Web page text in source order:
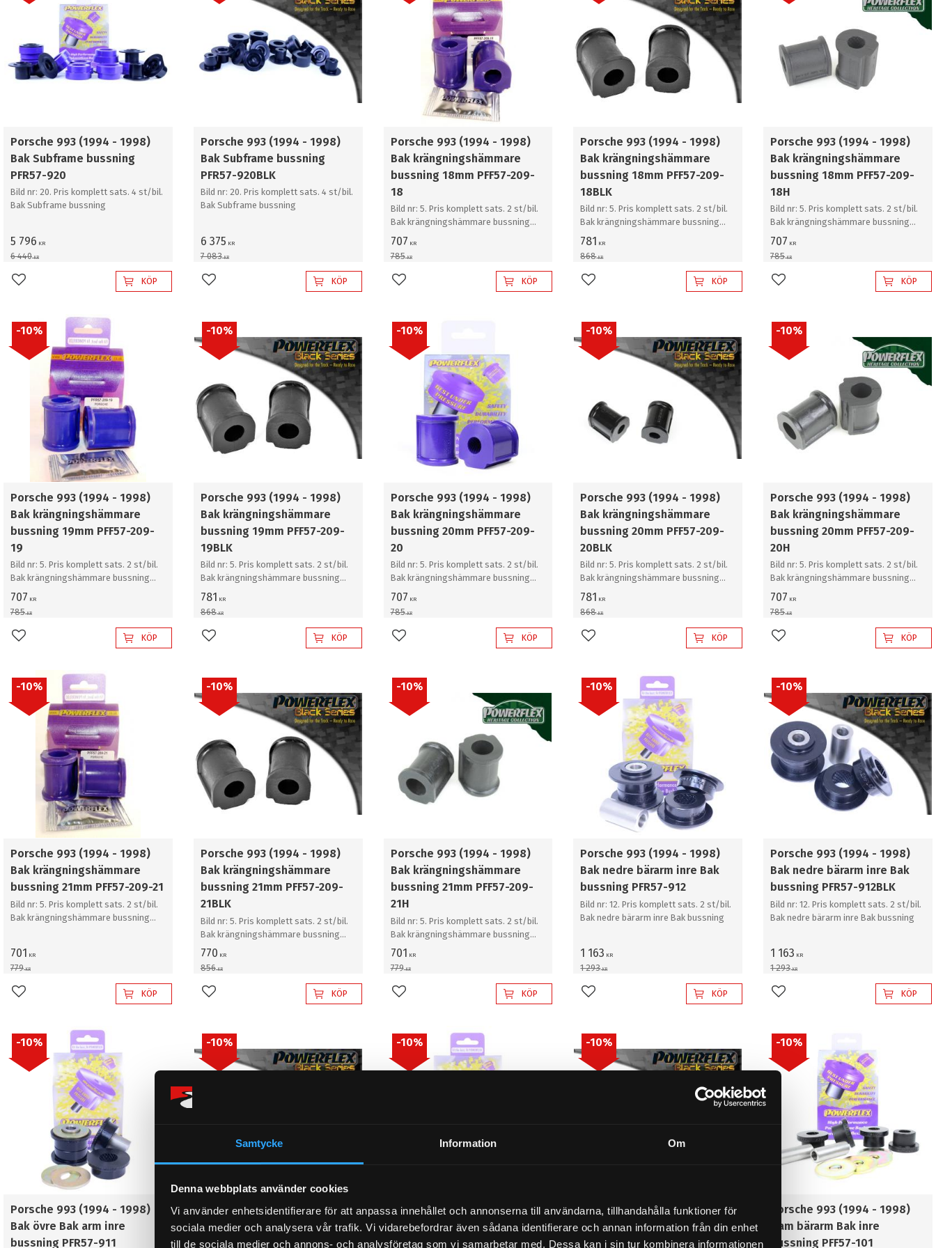
Samtycke Information Om
Denna webbplats använder cookies
Vi använder enhetsidentifierare för att anpassa innehållet och annonserna till användarna, tillhandahålla funktioner för
sociala medier och analysera vår trafik. Vi vidarebefordrar även sådana identifierare och annan information från din enhet
till de sociala medier och annons- och analysföretag som vi samarbetar med. Dessa kan i sin tur kombinera informationen
Porsche 993 (1994 - 1998)
Bak Subframe bussning
PFR57-920
Bild nr: 20. Pris komplett sats. 4 st/bil.
Bak Subframe bussning
5 796 KR
6 440KR
Lägg till i favoriter KÖP
Porsche 993 (1994 - 1998)
Bak Subframe bussning
PFR57-920BLK
Bild nr: 20. Pris komplett sats. 4 st/bil.
Bak Subframe bussning
6 375 KR
7 083KR
Lägg till i favoriter KÖP
Porsche 993 (1994 - 1998)
Bak krängningshämmare
bussning 18mm PFF57-209-
18
Bild nr: 5. Pris komplett sats. 2 st/bil.
Bak krängningshämmare bussning
18mm
707 KR
785KR
Lägg till i favoriter KÖP
Porsche 993 (1994 - 1998)
Bak krängningshämmare
bussning 18mm PFF57-209-
18BLK
Bild nr: 5. Pris komplett sats. 2 st/bil.
Bak krängningshämmare bussning
18mm
781 KR
868KR
Lägg till i favoriter KÖP
Porsche 993 (1994 - 1998)
Bak krängningshämmare
bussning 18mm PFF57-209-
18H
Bild nr: 5. Pris komplett sats. 2 st/bil.
Bak krängningshämmare bussning
18mm
707 KR
785KR
Lägg till i favoriter KÖP
Porsche 993 (1994 - 1998)
Bak krängningshämmare
bussning 19mm PFF57-209-
19
Bild nr: 5. Pris komplett sats. 2 st/bil.
Bak krängningshämmare bussning
19mm
707 KR
785KR
10%
Lägg till i favoriter KÖP
Porsche 993 (1994 - 1998)
Bak krängningshämmare
bussning 19mm PFF57-209-
19BLK
Bild nr: 5. Pris komplett sats. 2 st/bil.
Bak krängningshämmare bussning
19mm
781 KR
868KR
10%
Lägg till i favoriter KÖP
Porsche 993 (1994 - 1998)
Bak krängningshämmare
bussning 20mm PFF57-209-
20
Bild nr: 5. Pris komplett sats. 2 st/bil.
Bak krängningshämmare bussning
20mm
707 KR
785KR
10%
Lägg till i favoriter KÖP
Porsche 993 (1994 - 1998)
Bak krängningshämmare
bussning 20mm PFF57-209-
20BLK
Bild nr: 5. Pris komplett sats. 2 st/bil.
Bak krängningshämmare bussning
20mm
781 KR
868KR
10%
Lägg till i favoriter KÖP
Porsche 993 (1994 - 1998)
Bak krängningshämmare
bussning 20mm PFF57-209-
20H
Bild nr: 5. Pris komplett sats. 2 st/bil.
Bak krängningshämmare bussning
20mm
707 KR
785KR
10%
Lägg till i favoriter KÖP
Porsche 993 (1994 - 1998)
Bak krängningshämmare
bussning 21mm PFF57-209-21
Bild nr: 5. Pris komplett sats. 2 st/bil.
Bak krängningshämmare bussning
701 KR
779KR
10%
Lägg till i favoriter KÖP
Porsche 993 (1994 - 1998)
Bak krängningshämmare
bussning 21mm PFF57-209-
21BLK
Bild nr: 5. Pris komplett sats. 2 st/bil.
Bak krängningshämmare bussning
21mm
770 KR
856KR
10%
Lägg till i favoriter KÖP
Porsche 993 (1994 - 1998)
Bak krängningshämmare
bussning 21mm PFF57-209-
21H
Bild nr: 5. Pris komplett sats. 2 st/bil.
Bak krängningshämmare bussning
21mm
701 KR
779KR
10%
Lägg till i favoriter KÖP
Porsche 993 (1994 - 1998)
Bak nedre bärarm inre Bak
bussning PFR57-912
Bild nr: 12. Pris komplett sats. 2 st/bil.
Bak nedre bärarm inre Bak bussning
1 163 KR
1 293KR
10%
Lägg till i favoriter KÖP
Porsche 993 (1994 - 1998)
Bak nedre bärarm inre Bak
bussning PFR57-912BLK
Bild nr: 12. Pris komplett sats. 2 st/bil.
Bak nedre bärarm inre Bak bussning
1 163 KR
1 293KR
10%
Lägg till i favoriter KÖP
Porsche 993 (1994 - 1998)
Bak övre Bak arm inre
bussning PFR57-911
10%
Porsche 993 (1994 - 1998)
Bak övre Bak arm inre
bussning PFR57-911BLK
10%
Porsche 993 (1994 - 1998)
Bak övre Fram arm inre
bussning PFR57-910
10%
Porsche 993 (1994 - 1998)
Bak övre Fram arm inre
bussning PFR57-910BLK
10%
Porsche 993 (1994 - 1998)
Fram bärarm Bak inre
bussning PFF57-101
10%